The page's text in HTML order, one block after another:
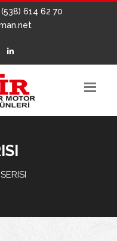
614 62 70